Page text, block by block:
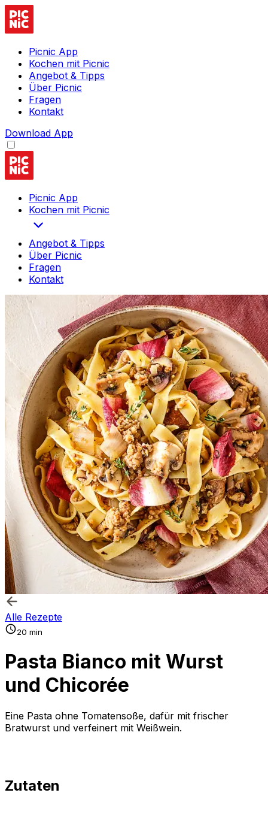
Picnic App
Kochen mit Picnic
Angebot & Tipps
Über Picnic
Fragen
Kontakt
Download App
Picnic App
Kochen mit Picnic
Angebot & Tipps
Über Picnic
Fragen
Kontakt
Alle Rezepte
20 min
Pasta Bianco mit Wurst
und Chicorée
Eine Pasta ohne Tomatensoße, dafür mit frischer
Bratwurst und verfeinert mit Weißwein.
Zutaten